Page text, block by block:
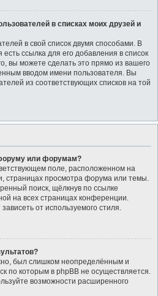
в списках моих друзей и
в свой список двумя способами. В
ссылка для его добавления в список
вы можете сделать это прямо из вашего
вводом имени пользователя. Вы
из соответствующих списков на той
или форумам?
поле, расположенном на
страницах просмотра форума или темы.
поиск, щёлкнув по ссылке
на всех страницах конференции.
от используемого стиля.
был слишком неопределённым и
по которым в phpBB не осуществляется.
возможности расширенного